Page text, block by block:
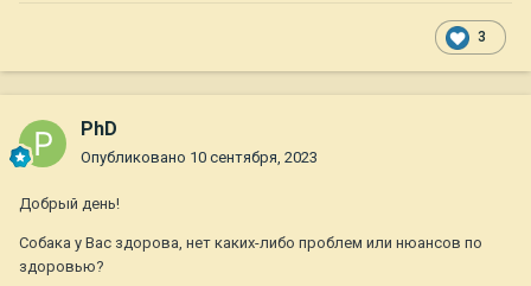
3
PhD
Опубликовано 10 сентября, 2023
Добрый день!
Собака у Вас здорова, нет каких-либо проблем или нюансов по
здоровью?